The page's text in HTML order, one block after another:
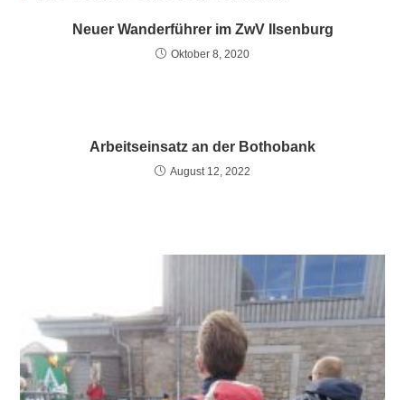
Neuer Wanderführer im ZwV Ilsenburg
Oktober 8, 2020
Arbeitseinsatz an der Bothobank
August 12, 2022